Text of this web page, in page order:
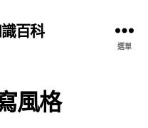
百科
選單
風格